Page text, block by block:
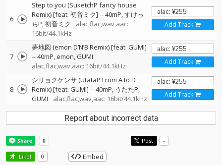
6
Step to you (SuketchP fancy house
Remix) [feat. 初音ミク] --40mP すけっ
ちP 初音ミク
alac,flac,wav,aac:
16bit/44.1kHz
Add Track
7
夢地図 (emon D’N’B Remix) [feat. GUMI]
--40mP emon GUMI
alac,flac,wav,aac: 16bit/44.1kHz
Add Track
8
シリョクケンサ (UtataP From A to D
Remix) [feat. GUMI] --40mP うたたP
GUMI
alac,flac,wav,aac: 16bit/44.1kHz Add Track
Report about incorrect data
Post -
Like! 0 Embed